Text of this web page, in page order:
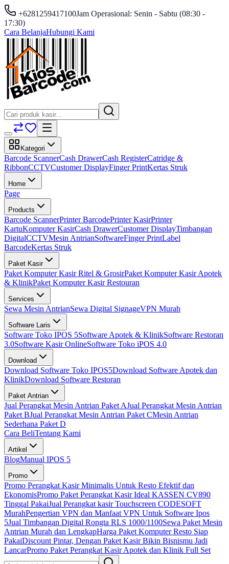
+6281259417100Jam Operasional: Senin - Sabtu (08:30 -
17:30)
Cara BelanjaHubungi Kami
Kategori
Barcode ScannerCash DrawerCash RegisterCatridge &
RibbonCCTVCustomer DisplayFinger PrintKertas Struk
Home
Page
Products
Barcode ScannerPrinter BarcodePrinter KasirPrinter
KartuKomputer KasirCash DrawerCustomer DisplayTimbangan
DigitalCCTVMesin AntrianSoftwareFinger PrintLabel
BarcodeKertas Struk
Paket Kasir
Paket Komputer Kasir Ritel & GrosirPaket Komputer Kasir Apotek
& KlinikPaket Komputer Kasir Restouran
Services
Sewa Mesin AntrianSewa Digital SignageVPN Murah
Software Laris
Software Toko IPOS 5Software Apotek & KlinikSoftware Restoran
3.0Software Kasir OnlineSoftware Toko iPOS 4.0
Download
Download Software Toko IPOS5Download Software Apotek dan
KlinikDownload Software Restoran
Paket Antrian
Jual Perangkat Mesin Antrian Paket AJual Perangkat Mesin Antrian
Paket BJual Perangkat Mesin Antrian Paket CMesin Antrian
Sederhana Paket D
Cara BeliTentang Kami
Artikel
BlogManual IPOS 5
Promo
Promo Perangkat Kasir Minimalis Untuk Resto Efektif dan
EkonomisPromo Paket Perangkat Kasir Ideal KASSEN CV890
Tinggal PakaiJual Perangkat kasir Touchscreen CODESOFT
MurahPengertian VPN dan Manfaat VPN Untuk Software Ipos
5Jual Timbangan Digital Rongta RLS 1000/1100Sewa Paket Mesin
Antrian Murah dan LengkapHarga Paket Komputer Resto Siap
PakaiDiscount Pintar, Dengan Paket Kasir Bikin Bisnismu Jadi
LancarPromo Paket Perangkat Kasir Apotek dan Klinik Full Set